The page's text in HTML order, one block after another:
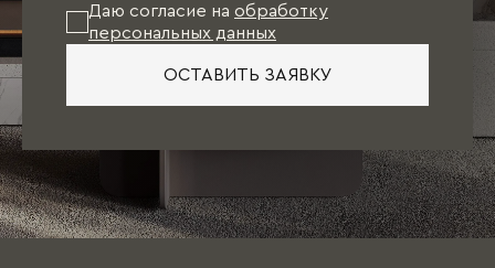
Даю согласие на обработку
персональных данных
ОСТАВИТЬ ЗАЯВКУ